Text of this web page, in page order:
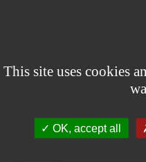
This site uses cookies
OK, accept all